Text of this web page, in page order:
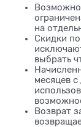
на
Скидки
выбрать
месяцев
Возврат